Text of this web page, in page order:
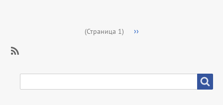
(Страница 1)
Следующая
››
Информационная